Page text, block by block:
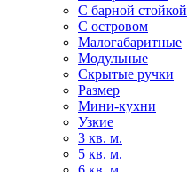
С барной стойкой
С островом
Малогабаритные
Модульные
Скрытые ручки
Размер
Мини-кухни
Узкие
3 кв. м.
5 кв. м.